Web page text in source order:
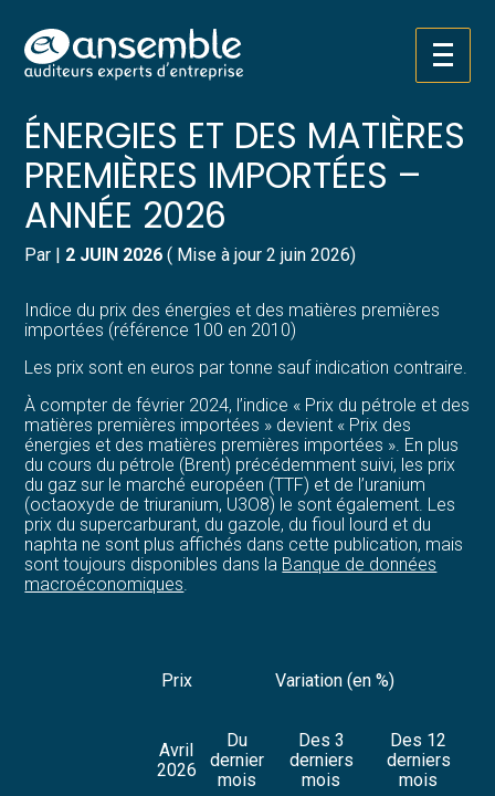
Aller
au
Créer et reprendre une activité
Gérer votre quotidien
Piloter votre entreprise
Développer votre entreprise
Structurer votre croissance
Être prêt pour la facturation
électronique
Pilotez votre gestion
Suivre votre comptabilité
Gérer vos ressources humaines
Dématérialiser vos documents
INDICE DU PRIX DES
ÉNERGIES ET DES MATIÈRES
PREMIÈRES IMPORTÉES –
ANNÉE 2026
Par | 2 JUIN 2026 ( Mise à jour 2 juin 2026)
Indice du prix des énergies et des matières premières
importées (référence 100 en 2010)
Les prix sont en euros par tonne sauf indication contraire.
À compter de février 2024, l’indice « Prix du pétrole et des
matières premières importées » devient « Prix des
énergies et des matières premières importées ». En plus
du cours du pétrole (Brent) précédemment suivi, les prix
du gaz sur le marché européen (TTF) et de l’uranium
(octaoxyde de triuranium, U3O8) le sont également. Les
prix du supercarburant, du gazole, du fioul lourd et du
naphta ne sont plus affichés dans cette publication, mais
sont toujours disponibles dans la Banque de données
macroéconomiques.
Prix Variation (en %)
Avril
2026
Du
dernier
mois
Des 3
derniers
mois
Des 12
derniers
mois